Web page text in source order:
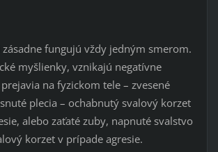
fungujú vždy jedným smerom.
myšlienky, vznikajú negatívne
na fyzickom tele – zvesené
plecia – ochabnutý svalový korzet
alebo zaťaté zuby, napnuté svalstvo
korzet v prípade agresie.